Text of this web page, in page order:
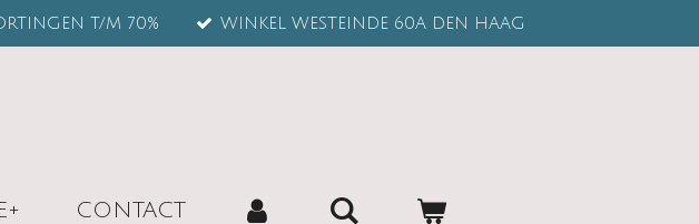
T/M 70% WINKEL WESTEINDE 60A DEN HAAG
CONTACT